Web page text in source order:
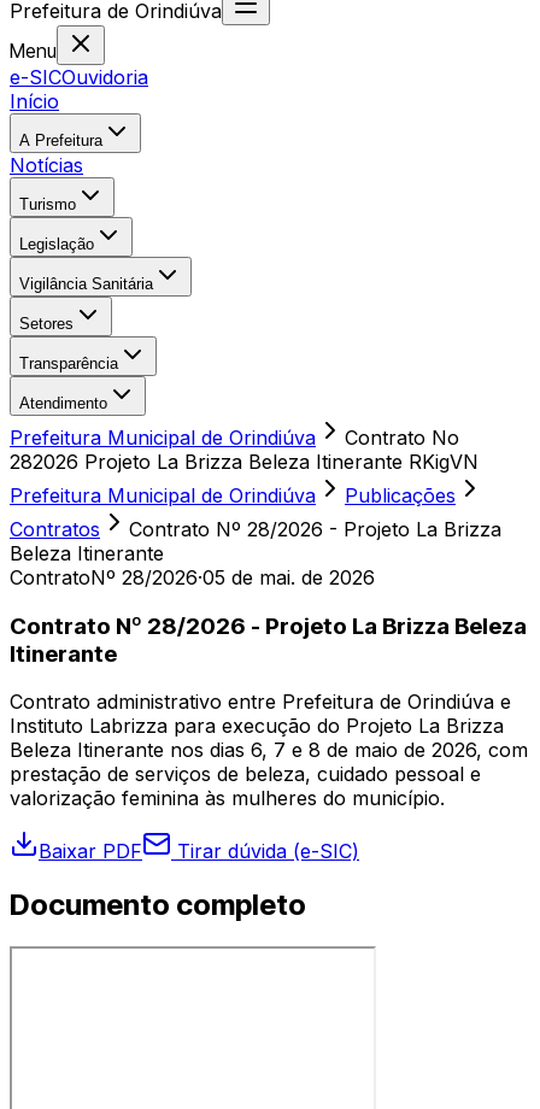
Prefeitura de Orindiúva
Menu
e-SICOuvidoria
Início
A Prefeitura
Notícias
Turismo
Legislação
Vigilância Sanitária
Setores
Transparência
Atendimento
Prefeitura Municipal de Orindiúva
Contrato No
282026 Projeto La Brizza Beleza Itinerante RKigVN
Prefeitura Municipal de Orindiúva
Publicações
Contratos
Contrato Nº 28/2026 - Projeto La Brizza
Beleza Itinerante
ContratoNº 28/2026·05 de mai. de 2026
Contrato Nº 28/2026 - Projeto La Brizza Beleza
Itinerante
Contrato administrativo entre Prefeitura de Orindiúva e
Instituto Labrizza para execução do Projeto La Brizza
Beleza Itinerante nos dias 6, 7 e 8 de maio de 2026, com
prestação de serviços de beleza, cuidado pessoal e
valorização feminina às mulheres do município.
Baixar PDF Tirar dúvida (e-SIC)
Documento completo